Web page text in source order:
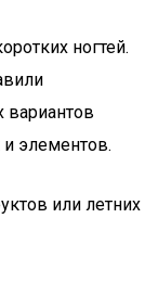
ногтей.
элементов.
или летних